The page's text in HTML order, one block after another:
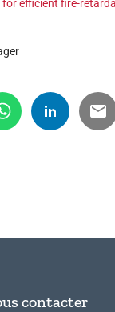
efficient fire-
contacter